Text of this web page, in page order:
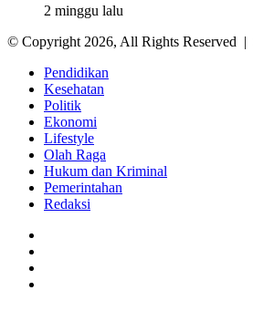
2 minggu lalu
© Copyright 2026, All Rights Reserved |
Pendidikan
Kesehatan
Politik
Ekonomi
Lifestyle
Olah Raga
Hukum dan Kriminal
Pemerintahan
Redaksi